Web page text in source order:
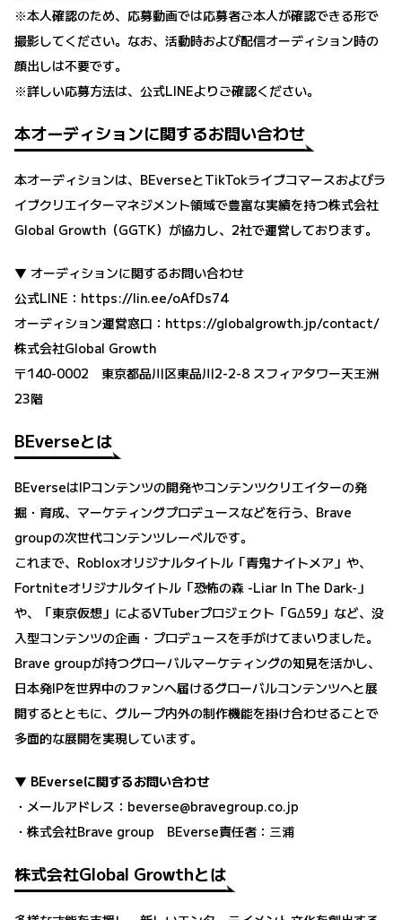
※本人確認のため、応募動画では応募者ご本人が確認できる形で
撮影してください。なお、活動時および配信オーディション時の
顔出しは不要です。
※詳しい応募方法は、公式LINEよりご確認ください。
本オーディションに関するお問い合わせ
本オーディションは、BEverseとTikTokライブコマースおよびラ
イブクリエイターマネジメント領域で豊富な実績を持つ株式会社
Global Growth（GGTK）が協力し、2社で運営しております。
▼ オーディションに関するお問い合わせ
公式LINE： https://lin.ee/oAfDs74
オーディション運営窓口： https://globalgrowth.jp/contact/
株式会社Global Growth
〒140-0002 東京都品川区東品川2-2-8 スフィアタワー天王洲
23階
BEverseとは
BEverseはIPコンテンツの開発やコンテンツクリエイターの発
掘・育成、マーケティングプロデュースなどを行う、Brave
groupの次世代コンテンツレーベルです。
これまで、Robloxオリジナルタイトル「青鬼ナイトメア」や、
Fortniteオリジナルタイトル「恐怖の森 -Liar In The Dark-」
や、「東京仮想」によるVTuberプロジェクト「GΔ59」など、没
入型コンテンツの企画・プロデュースを手がけてまいりました。
Brave groupが持つグローバルマーケティングの知見を活かし、
日本発IPを世界中のファンへ届けるグローバルコンテンツへと展
開するとともに、グループ内外の制作機能を掛け合わせることで
多面的な展開を実現しています。
▼ BEverseに関するお問い合わせ
・メールアドレス：beverse@bravegroup.co.jp
・株式会社Brave group BEverse責任者：三浦
株式会社Global Growthとは